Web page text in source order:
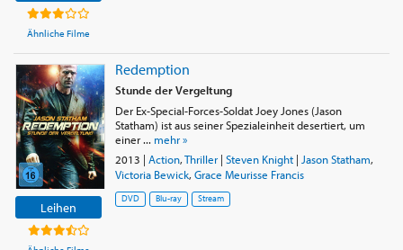
Ähnliche Filme
Leihen
Redemption
Stunde der Vergeltung
Der Ex-Special-Forces-Soldat Joey Jones (Jason
Statham) ist aus seiner Spezialeinheit desertiert, um
einer ... mehr »
2013 | Action,Thriller| Steven Knight| Jason Statham,
Victoria Bewick, Grace Meurisse Francis
DVD Blu-ray Stream